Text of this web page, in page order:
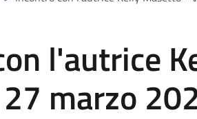
l'autrice
marzo